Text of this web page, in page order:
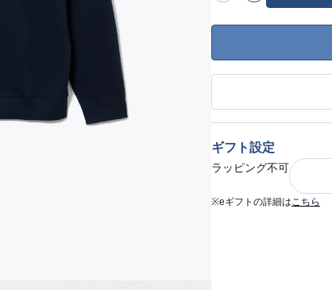
ギフト設定
ラッピング不可
※eギフトの詳細はこちら